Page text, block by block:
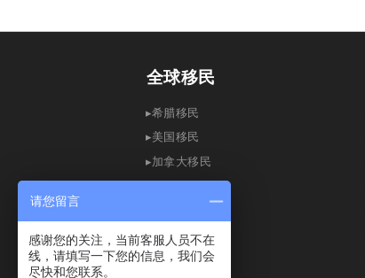
▸希腊移民
▸美国移民
▸加拿大移民
▸英国移民
▸爱尔兰移民
▸新加坡移民
全球移民
请您留言
感谢您的关注，当前客服人员不在
线，请填写一下您的信息，我们会
尽快和您联系。